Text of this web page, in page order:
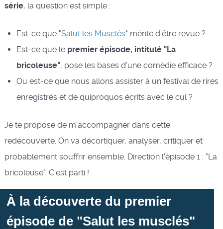
série, la question est simple :
Est-ce que "Salut les Musclés" mérite d'être revue ?
Est-ce que le premier épisode, intitulé "La
bricoleuse", pose les bases d'une comédie efficace ?
Ou est-ce que nous allons assister à un festival de rires
enregistrés et de quiproquos écrits avec le cul ?
Je te propose de m'accompagner dans cette
redécouverte. On va décortiquer, analyser, critiquer et
probablement souffrir ensemble. Direction l'épisode 1 : "La
bricoleuse". C'est parti !
À la découverte du premier
épisode de "Salut les musclés"